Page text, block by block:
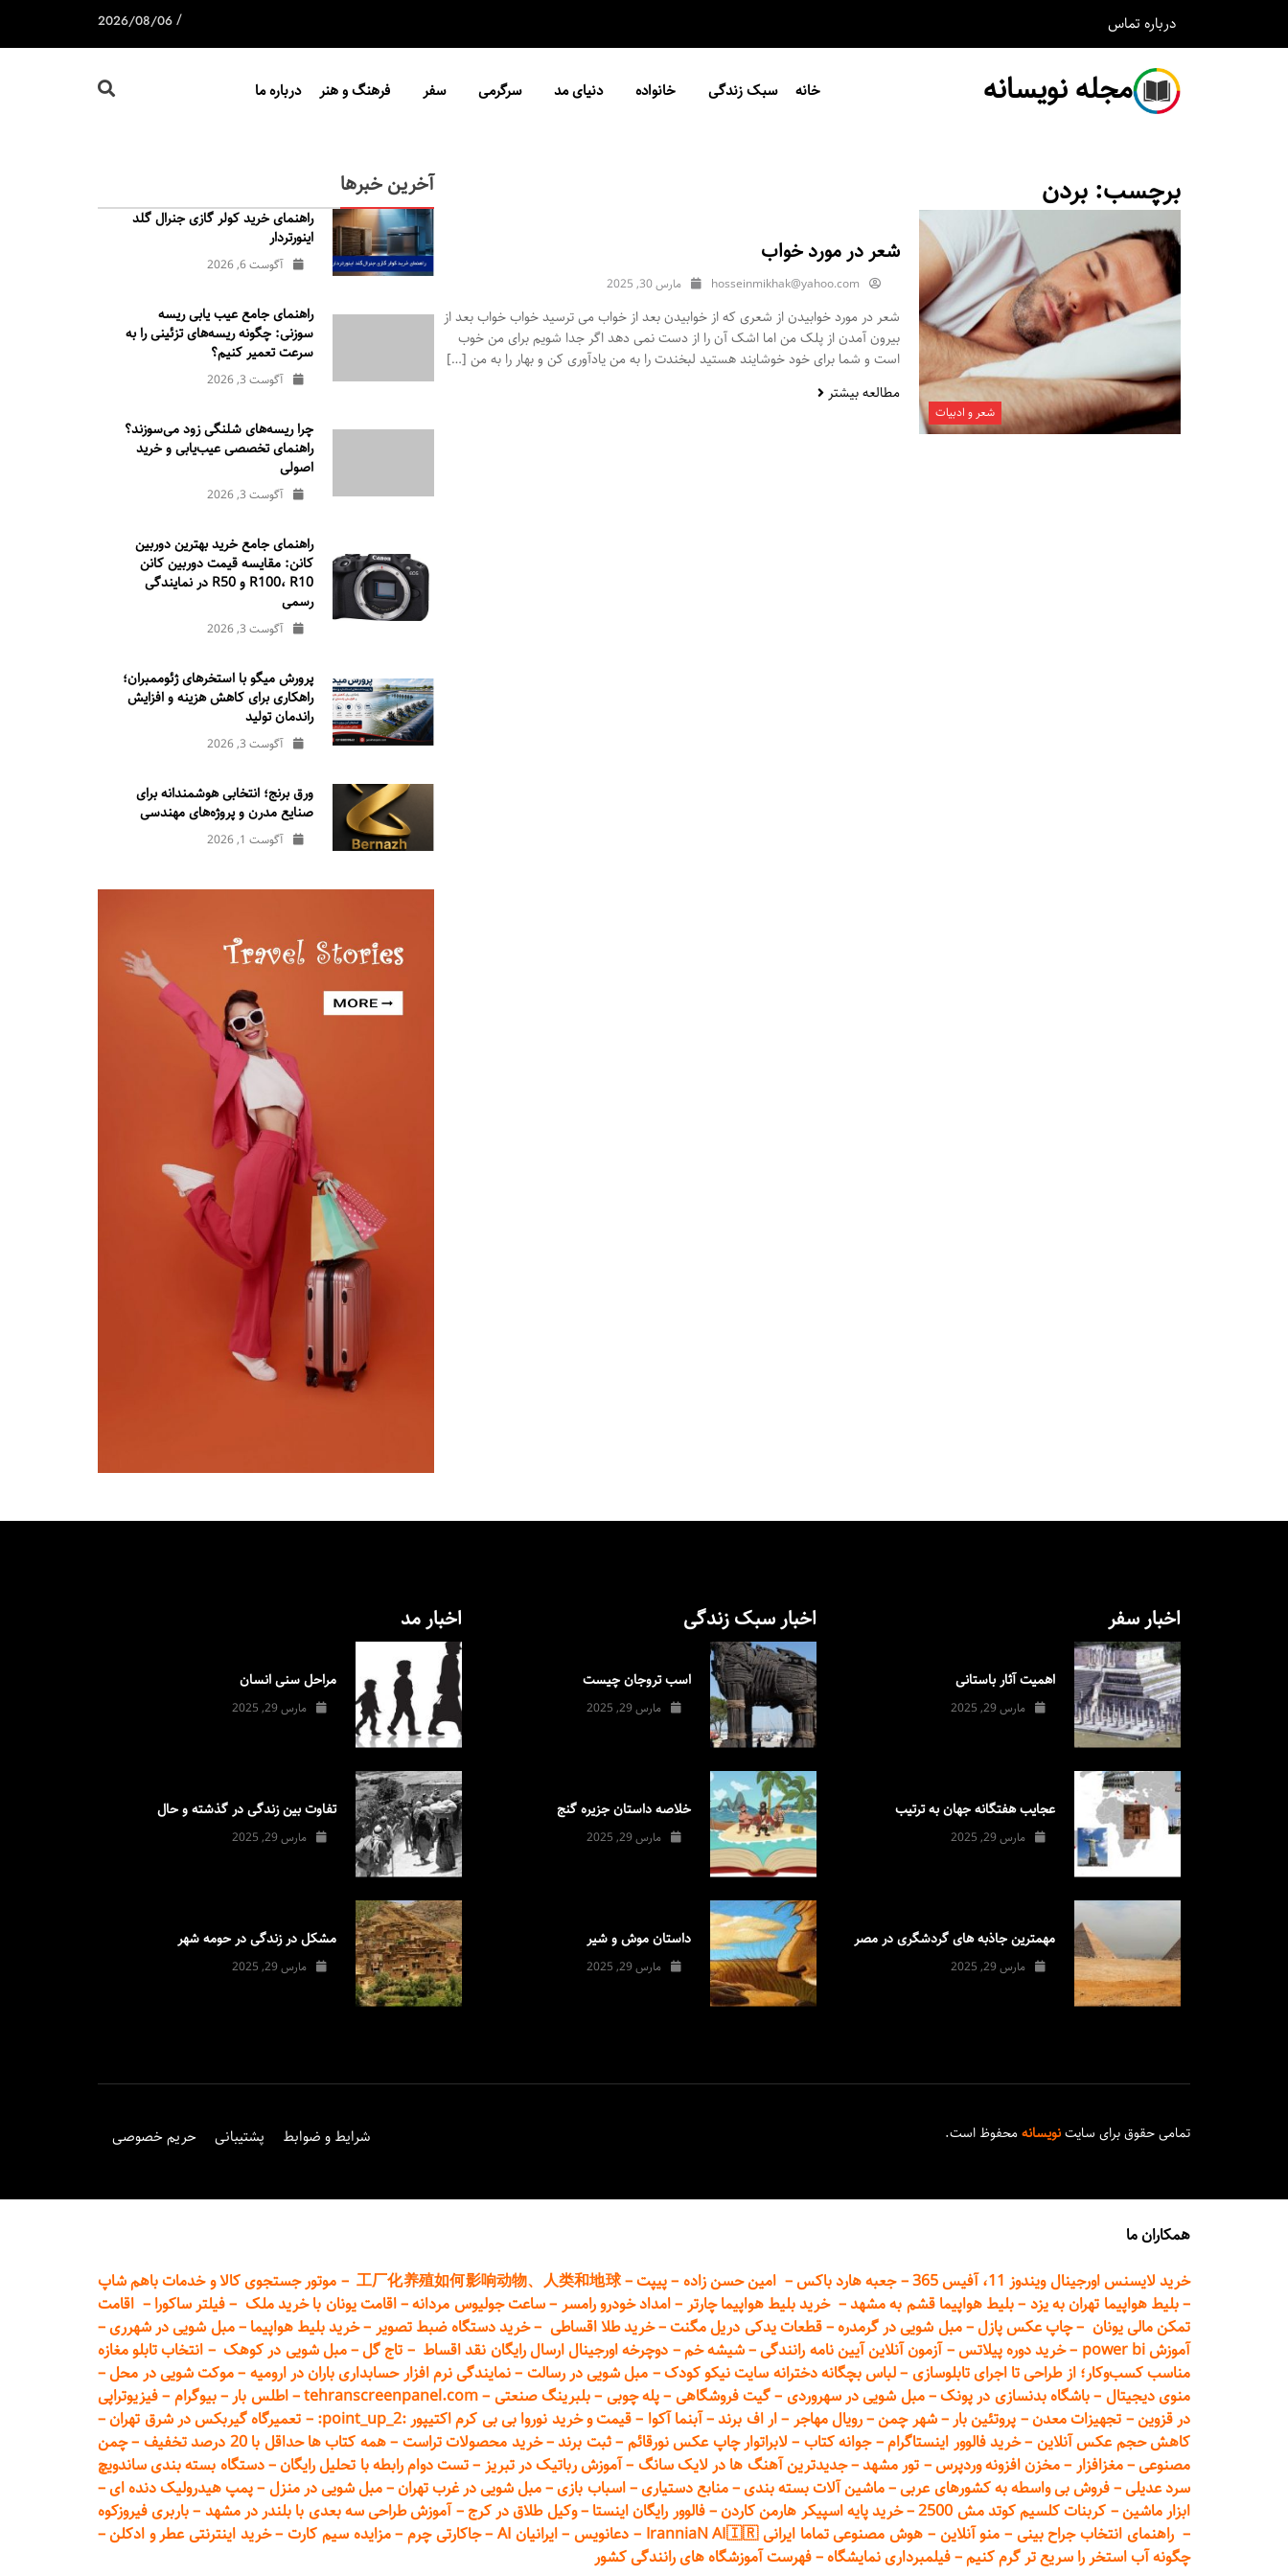
درباره تماس /
2026/08/06
مجله نویسانه خانه سبک زندگی خانواده دنیای مد سرگرمی سفر فرهنگ و هنر درباره ما
برچسب: بردن
شعر و ادبیات
شعر در مورد خواب
hosseinmikhak@yahoo.com مارس 30, 2025
شعر در مورد خوابیدن از شعری که از خوابیدن بعد از خواب می ترسید خواب خواب بعد از
بیرون آمدن از پلک من اما اشک آن را از دست نمی دهد اگر جدا شویم برای من خوب
است و شما برای خود خوشایند هستید لبخندت را به من یادآوری کن و بهار را به من […]
مطالعه بیشتر
آخرین خبرها
راهنمای خرید کولر گازی جنرال‌ گلد
اینورتر‌دار
آگوست 6, 2026
راهنمای جامع عیب یابی ریسه
سوزنی: چگونه ریسه‌های تزئینی را به
سرعت تعمیر کنیم؟
آگوست 3, 2026
چرا ریسه‌های شلنگی زود می‌سوزند؟
راهنمای تخصصی عیب‌یابی و خرید
اصولی
آگوست 3, 2026
راهنمای جامع خرید بهترین دوربین
کانن: مقایسه قیمت دوربین کانن
R100، R10 و R50 در نمایندگی
رسمی
آگوست 3, 2026
پرورش میگو با استخرهای ژئوممبران؛
راهکاری برای کاهش هزینه و افزایش
راندمان تولید
آگوست 3, 2026
ورق برنج؛ انتخابی هوشمندانه برای
صنایع مدرن و پروژه‌های مهندسی
آگوست 1, 2026
اخبار سفر
اهمیت آثار باستانی
مارس 29, 2025
عجایب هفتگانه جهان به ترتیب
مارس 29, 2025
مهمترین جاذبه های گردشگری در مصر
مارس 29, 2025
اخبار سبک زندگی
اسب تروجان چیست
مارس 29, 2025
خلاصه داستان جزیره گنج
مارس 29, 2025
داستان موش و شیر
مارس 29, 2025
اخبار مد
مراحل سنی انسان
مارس 29, 2025
تفاوت بین زندگی در گذشته و حال
مارس 29, 2025
مشکل در زندگی در حومه شهر
مارس 29, 2025
تمامی حقوق برای سایتنویسانهمحفوظ است. شرایط و ضوابط پشتیبانی حریم خصوصی
همکاران ما
خرید لایسنس اورجینال ویندوز 11، آفیس 365
–جعبه هارد باکس– امین حسن زاده –پیپت–
工厂化养殖如何影响动物、人类和地球
– موتور جستجوی کالا و خدمات باهم شاپ
–بلیط هواپیما تهرانبه یزد –بلیط هواپیما قشم به مشهد–خرید بلیط هواپیما چارتر –امداد خودرورامسر –ساعت جولیوس مردانه–اقامت یونان با خرید ملک –فیلتر ساکورا – اقامت
تمکن مالی یونان –چاپ عکس پازل–مبل شویی در گرمدره–قطعاتیدکی دریل مگنت–خرید طلا اقساطی –خرید دستگاه ضبط تصویر –خرید بلیط هواپیما –مبل شویی در شهرری–
آموزش power bi
–خرید دورهپیلاتس–آزمون آنلاین آیین نامه رانندگی–شیشه خم– دوچرخه اورجینال ارسال رایگان نقد اقساط – تاج گل–مبل شویی در کوهک– انتخاب تابلو مغازه
مناسب کسب‌وکار؛ از طراحی تا اجرای تابلوسازی –لباس بچگانه دخترانه سایت نیکو کودک– مبل شویی در رسالت –نمایندگی نرم افزار حسابداری باران در ارومیه –موکت شویی در محل–
منوی دیجیتال –باشگاه بدنسازی در پونک–مبل شویی در سهروردی –گیت فروشگاهی –پله چوبی –بلبرینگ صنعتی –
tehranscreenpanel.com
–اطلس بار –بیوگرام –فیزیوتراپی
در قزوین– تجهیزات معدن– پروتئین بار –شهر چمن–رویال مهاجر –ار اف برند–آبنما آکوا –قیمت و خرید نوروا بی بی کرم اکتیپور :point_up_2: – تعمیرگاه گیربکس در شرق تهران–
کاهش حجم عکس آنلاین –خرید فالوور اینستاگرام–جوانه کتاب – لابراتوار چاپ عکس نورقائم –ثبت برند–خرید محصولات تراست –همه کتاب ها حداقل با 20 درصد تخفیف –چمن
مصنوعی–مغزافزار –مخزن افزونه وردپرس– تور مشهد–جدیدترین آهنگ ها در لایک سانگ –آموزشرباتیک در تبریز –تست دوام رابطه با تحلیل رایگان–دستگاه بسته‌ بندی ساندویچ
سرد عدیلی–فروش بی واسطه بهکشورهای عربی–ماشین آلات بسته بندی–منابع دستیاری–اسباب بازی–مبل شویی در غرب تهران–مبل شویی در منزل –پمپ هیدرولیک دنده ای–
ابزار ماشین– کربنات کلسیم کوتد مش 2500 –خرید پایه اسپیکر هارمن کاردن–فالوور رایگان اینستا –وکیل طلاق در کرج –آموزش طراحی سه بعدی با بلندر در مشهد –باربری فیروزکوه
–راهنمای انتخاب جراح بینی – منو آنلاین – هوش مصنوعی تماما ایرانی IranniaN AI🇮🇷 – دعانویس–ایرانیان AI –جاکارتی چرم –مزایده سیم کارت–خرید اینترنتی عطر و ادکلن–
چگونه آب استخر را سریع تر گرم کنیم–فیلمبرداری نمایشگاه–فهرست آموزشگاه های رانندگی کشور